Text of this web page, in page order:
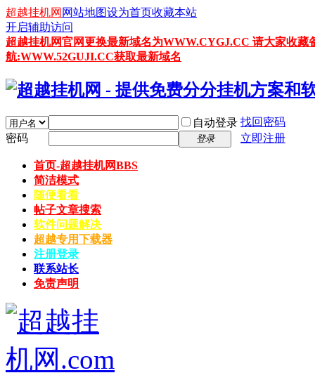
超越挂机网 网站地图设为首页收藏本站
开启辅助访问
超越挂机网官网更换最新域名为WWW.CYGJ.CC 请大家收
航:WWW.52GUJI.CC获取最新域名
自动登录 找回密码
密码
登录 立即注册
首页-超越挂机网BBS
简洁模式
随便看看
帖子文章搜索
软件问题解决
超越专用下载器
注册登录
联系站长
免责声明